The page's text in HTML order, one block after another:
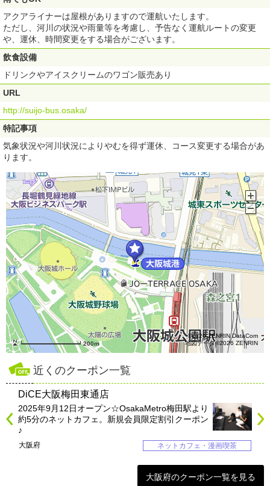
アクアライナーは屋根がありますので運航いたします。
ただし、河川の状況や雨量等を考慮し、予告なく運航ルートの変更
や、運休、時間変更をする場合がございます。
飲食設備
ドリンクやアイスクリームのワゴン販売あり
URL
http://suijo-bus.osaka/
特記事項
気象状況や河川状況によりやむを得ず運休、コース変更する場合があ
ります。
200m
©2026 ZENRIN DataCom
地図データ©2026 ZENRIN
近くのクーポン一覧
DiCE大阪梅田東通店
2025年9月12日オープン☆OsakaMetro梅田駅より
約5分のネットカフェ。新規会員限定割引クーポン
♪
大阪府 ネットカフェ・漫画喫茶
大阪府のクーポン一覧を見る